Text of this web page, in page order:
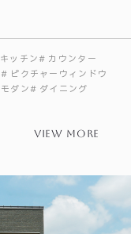
ッチン
カウンター
ピクチャーウィンドウ
ダン
ダイニング
view more